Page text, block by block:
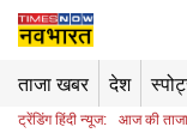
ताजा खबर देश
ट्रेंडिंग हिंदी न्यूज: आज की